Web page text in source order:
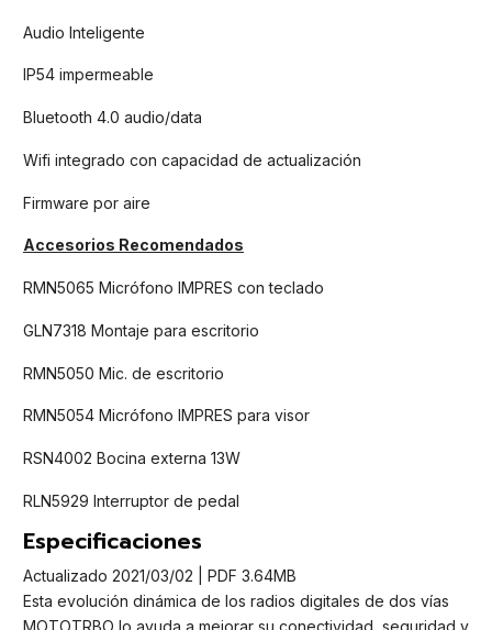
Audio Inteligente
IP54 impermeable
Bluetooth 4.0 audio/data
Wifi integrado con capacidad de actualización
Firmware por aire
Accesorios Recomendados
RMN5065 Micrófono IMPRES con teclado
GLN7318 Montaje para escritorio
RMN5050 Mic. de escritorio
RMN5054 Micrófono IMPRES para visor
RSN4002 Bocina externa 13W
RLN5929 Interruptor de pedal
Especificaciones
Actualizado 2021/03/02 | PDF 3.64MB
Esta evolución dinámica de los radios digitales de dos vías